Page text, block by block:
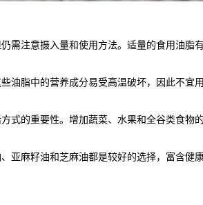
注意摄入量和使用方法。适量的食用油脂
脂中的营养成分易受高温破坏，因此不宜
的重要性。增加蔬菜、水果和全谷类食物
麻籽油和芝麻油都是较好的选择，富含健